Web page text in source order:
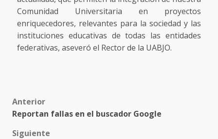
Comunidad Universitaria en proyectos
enriquecedores, relevantes para la sociedad y las
instituciones educativas de todas las entidades
federativas, aseveró el Rector de la UABJO.
Post
navigation
Anterior
Reportan fallas en el buscador Google
Siguiente